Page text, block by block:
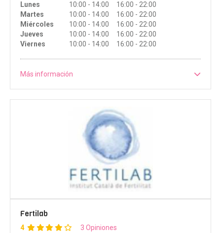
Lunes
10:00 - 14:00 16:00 - 22:00
Martes
10:00 - 14:00 16:00 - 22:00
Miércoles
10:00 - 14:00 16:00 - 22:00
Jueves
10:00 - 14:00 16:00 - 22:00
Viernes
10:00 - 14:00 16:00 - 22:00
Más información
Fertilab
4 3 Opiniones